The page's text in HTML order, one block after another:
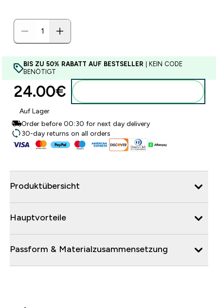
BIS ZU 50% RABATT AUF BESTSELLER | KEIN CODE
BENÖTIGT
24.00€‎
Auf Lager
Order before 00:30 for next day delivery
30-day returns on all orders
Produktübersicht
Hauptvorteile
Passform & Materialzusammensetzung